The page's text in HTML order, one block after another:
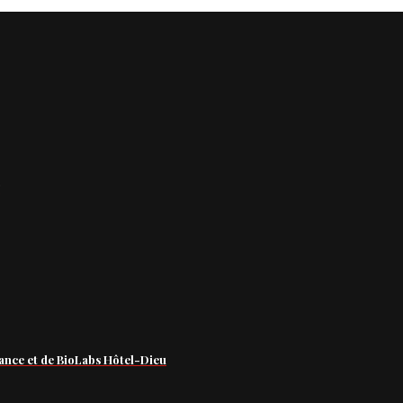
et de BioLabs Hôtel-Dieu